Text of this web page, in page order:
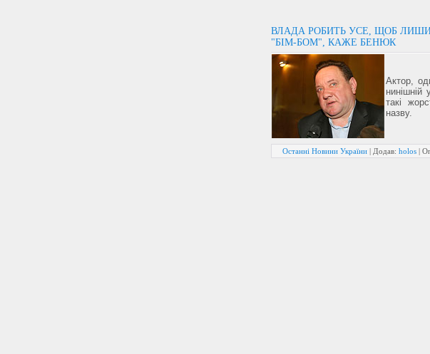
ВЛАДА РОБИТЬ УСЕ, ЩОБ
"БІМ-БОМ", КАЖЕ БЕНЮК
Актор,
нинішній
такі
назву.
Останні Новини України | Додав: holos |